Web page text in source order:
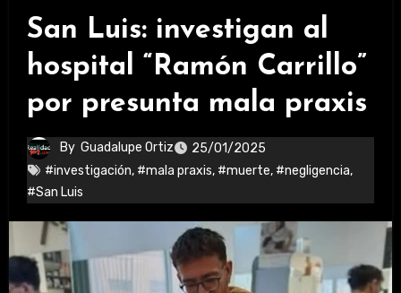
San Luis: investigan al
hospital “Ramón Carrillo”
por presunta mala praxis
By Guadalupe Ortiz
25/01/2025
#investigación, #mala praxis, #muerte, #negligencia,
#San Luis